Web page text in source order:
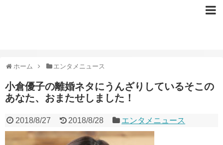
ホーム エンタメニュース
小倉優子の離婚ネタにうんざりしているそこの
あなた、おまたせしました！
2018/8/27 2018/8/28 エンタメニュース